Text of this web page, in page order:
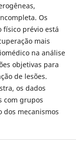
Os
físico prévio está
mais
na análise
objetivas para
de lesões.
os dados
com grupos
dos mecanismos